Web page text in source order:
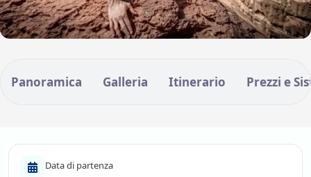
Panoramica Galleria Itinerario Prezzi e
Data di partenza